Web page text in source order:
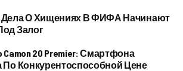
О Хищениях В ФИФА Начинают
Залог
Camon 20 Premier: Смартфона
По Конкурентоспособной Цене